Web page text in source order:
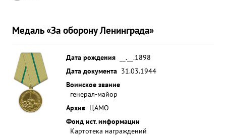
Медаль «За оборону Ленинграда»
Дата рождения
__.__.1898
Дата документа 31.03.1944
Воинское звание
генерал-майор
Архив ЦАМО
Фонд ист. информации
Картотека награждений